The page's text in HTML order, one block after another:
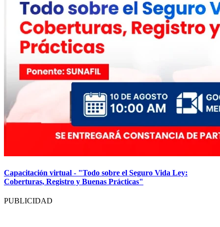
Capacitación virtual - "Todo sobre el Seguro Vida Ley:
Coberturas, Registro y Buenas Prácticas"
PUBLICIDAD